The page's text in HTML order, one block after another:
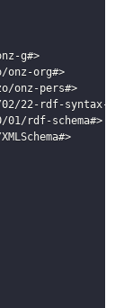
g#>
org#>
onz-pers#>
22-rdf-syntax-
01/rdf-schema#>
>